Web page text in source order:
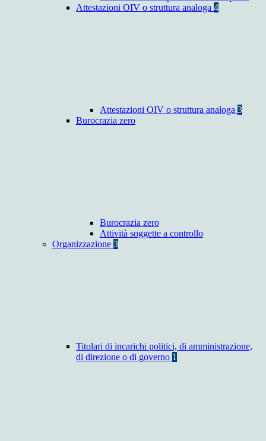
Attestazioni OIV o struttura analoga 4
Attestazioni OIV o struttura analoga 3
Burocrazia zero
Burocrazia zero
Attività soggette a controllo
Organizzazione 3
Titolari di incarichi politici, di amministrazione,
di direzione o di governo 1